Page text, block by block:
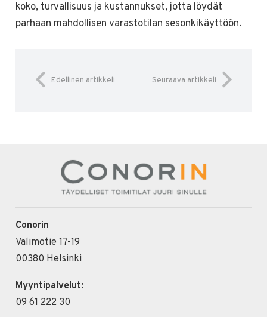
koko, turvallisuus ja kustannukset, jotta löydät
parhaan mahdollisen varastotilan sesonkikäyttöön.
Edellinen artikkeli Seuraava artikkeli
Conorin
Valimotie 17-19
00380 Helsinki
Myyntipalvelut:
09 61 222 30